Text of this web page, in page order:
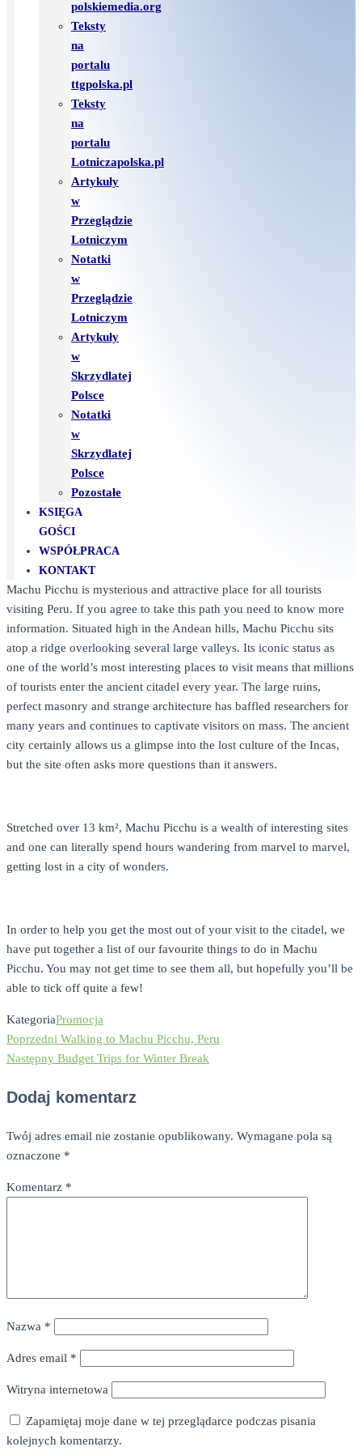
polskiemedia.org
Teksty
na
portalu
ttgpolska.pl
Teksty
na
portalu
Lotniczapolska.pl
Artykuły
w
Przeglądzie
Lotniczym
Notatki
w
Przeglądzie
Lotniczym
Artykuły
w
Skrzydlatej
Polsce
Notatki
w
Skrzydlatej
Polsce
Pozostałe
KSIĘGA
GOŚCI
WSPÓŁPRACA
KONTAKT
Machu Picchu is mysterious and attractive place for all tourists
visiting Peru. If you agree to take this path you need to know more
information. Situated high in the Andean hills, Machu Picchu sits
atop a ridge overlooking several large valleys. Its iconic status as
one of the world’s most interesting places to visit means that millions
of tourists enter the ancient citadel every year. The large ruins,
perfect masonry and strange architecture has baffled researchers for
many years and continues to captivate visitors on mass. The ancient
city certainly allows us a glimpse into the lost culture of the Incas,
but the site often asks more questions than it answers.
Stretched over 13 km², Machu Picchu is a wealth of interesting sites
and one can literally spend hours wandering from marvel to marvel,
getting lost in a city of wonders.
In order to help you get the most out of your visit to the citadel, we
have put together a list of our favourite things to do in Machu
Picchu. You may not get time to see them all, but hopefully you’ll be
able to tick off quite a few!
KategoriaPromocja
Nawigacja
wpisu
Poprzedni
wpis
Poprzedni Walking to Machu Picchu, Peru
Następny
Następny Budget Trips for Winter Break
Dodaj komentarz
Twój adres email nie zostanie opublikowany. Wymagane pola są
oznaczone *
Komentarz *
Nazwa *
Adres email *
Witryna internetowa
Zapamiętaj moje dane w tej przeglądarce podczas pisania
kolejnych komentarzy.